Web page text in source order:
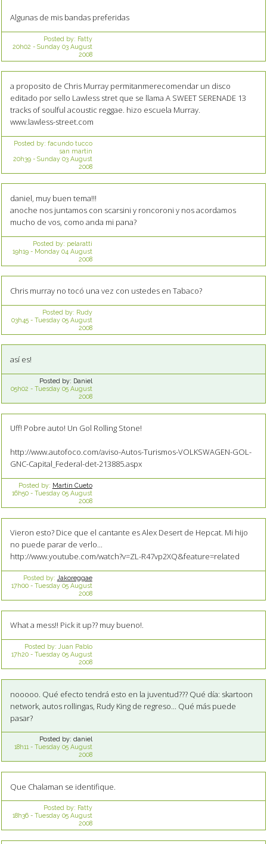
Algunas de mis bandas preferidas
Posted by: Fatty
20h02 - Sunday 03 August
2008
a proposito de Chris Murray permitanmerecomendar un disco
editado por sello Lawless stret que se llama A SWEET SERENADE 13
tracks of soulful acoustic reggae. hizo escuela Murray.
www.lawless-street.com
Posted by: facundo tucco
san martin
20h39- Sunday 03 August
2008
daniel, muy buen tema!!!
anoche nos juntamos con scarsini y roncoroni y nos acordamos
mucho de vos, como anda mi pana?
Posted by: pelaratti
19h19- Monday 04 August
2008
Chris murray no tocó una vez con ustedes en Tabaco?
Posted by: Rudy
03h45- Tuesday 05 August
2008
así es!
Posted by: Daniel
05h02 - Tuesday 05 August
2008
Uff! Pobre auto! Un Gol Rolling Stone!
http://www.autofoco.com/aviso-Autos-Turismos-VOLKSWAGEN-GOL-
GNC-Capital_Federal-det-213885.aspx
Posted by: Martín Cueto
16h50- Tuesday 05 August
2008
Vieron esto? Dice que el cantante es Alex Desert de Hepcat. Mi hijo
no puede parar de verlo...
http://www.youtube.com/watch?v=ZL-R47vp2XQ&feature=related
Posted by: Jakoreggae
17h00- Tuesday 05 August
2008
What a mess!! Pick it up?? muy bueno!.
Posted by: Juan Pablo
17h20- Tuesday 05 August
2008
nooooo. Qué efecto tendrá esto en la juventud??? Qué día: skartoon
network, autos rollingas, Rudy King de regreso... Qué más puede
pasar?
Posted by: daniel
18h11 - Tuesday 05 August
2008
Que Chalaman se identifique.
Posted by: Fatty
18h36- Tuesday 05 August
2008